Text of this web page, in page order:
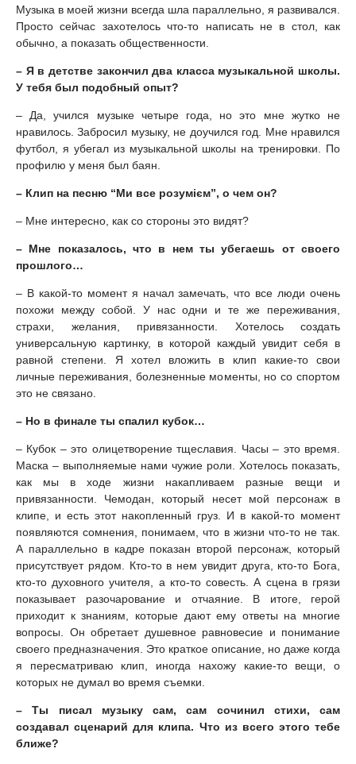
Музыка в моей жизни всегда шла параллельно, я развивался.
Просто сейчас захотелось что-то написать не в стол, как
обычно, а показать общественности.
– Я в детстве закончил два класса музыкальной школы.
У тебя был подобный опыт?
– Да, учился музыке четыре года, но это мне жутко не
нравилось. Забросил музыку, не доучился год. Мне нравился
футбол, я убегал из музыкальной школы на тренировки. По
профилю у меня был баян.
– Клип на песню “Ми все розумієм”, о чем он?
– Мне интересно, как со стороны это видят?
– Мне показалось, что в нем ты убегаешь от своего
прошлого…
– В какой-то момент я начал замечать, что все люди очень
похожи между собой. У нас одни и те же переживания,
страхи, желания, привязанности. Хотелось создать
универсальную картинку, в которой каждый увидит себя в
равной степени. Я хотел вложить в клип какие-то свои
личные переживания, болезненные моменты, но со спортом
это не связано.
– Но в финале ты спалил кубок…
– Кубок – это олицетворение тщеславия. Часы – это время.
Маска – выполняемые нами чужие роли. Хотелось показать,
как мы в ходе жизни накапливаем разные вещи и
привязанности. Чемодан, который несет мой персонаж в
клипе, и есть этот накопленный груз. И в какой-то момент
появляются сомнения, понимаем, что в жизни что-то не так.
А параллельно в кадре показан второй персонаж, который
присутствует рядом. Кто-то в нем увидит друга, кто-то Бога,
кто-то духовного учителя, а кто-то совесть. А сцена в грязи
показывает разочарование и отчаяние. В итоге, герой
приходит к знаниям, которые дают ему ответы на многие
вопросы. Он обретает душевное равновесие и понимание
своего предназначения. Это краткое описание, но даже когда
я пересматриваю клип, иногда нахожу какие-то вещи, о
которых не думал во время съемки.
– Ты писал музыку сам, сам сочинил стихи, сам
создавал сценарий для клипа. Что из всего этого тебе
ближе?